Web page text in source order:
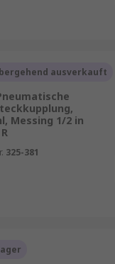
ausverkauft
Messing 1/2 in
325-381